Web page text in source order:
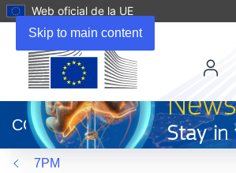
Skip to main content
Web oficial de la UE
abrirá
en
una
nueva
CORDIS
7PM